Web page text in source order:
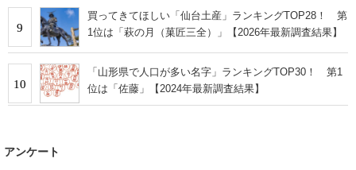
9
買ってきてほしい「仙台土産」ランキングTOP28！ 第
1位は「萩の月（菓匠三全）」【2026年最新調査結果】
10
「山形県で人口が多い名字」ランキングTOP30！ 第1
位は「佐藤」【2024年最新調査結果】
アンケート